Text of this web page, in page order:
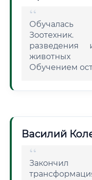
Обучалась
разведения
животных
Обучением
Василий